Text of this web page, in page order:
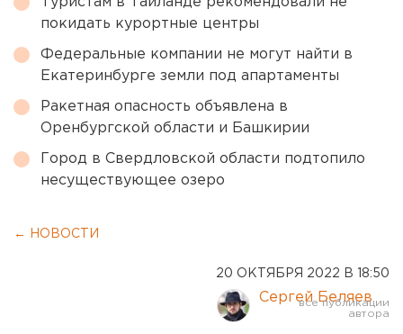
покидать курортные центры
Федеральные компании не могут найти в
Екатеринбурге земли под апартаменты
Ракетная опасность объявлена в
Оренбургской области и Башкирии
Город в Свердловской области подтопило
несуществующее озеро
← НОВОСТИ
20 ОКТЯБРЯ 2022 В 18:50
Сергей Беляев